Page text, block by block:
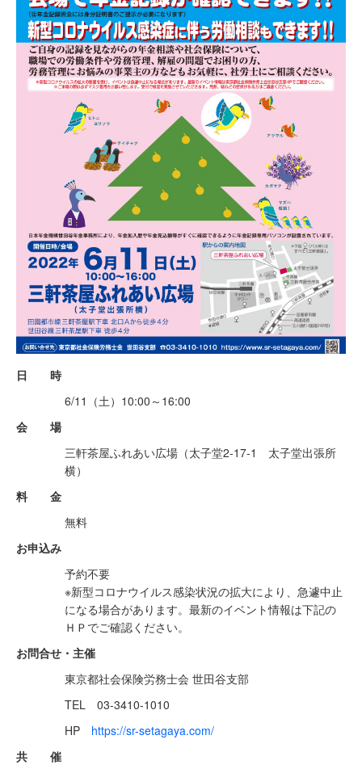
日 時
6/11（土）10:00～16:00
会 場
三軒茶屋ふれあい広場（太子堂2-17-1 太子堂出張所
横）
料 金
無料
お申込み
予約不要
※新型コロナウイルス感染状況の拡大により、急遽中止
になる場合があります。最新のイベント情報は下記の
ＨＰでご確認ください。
お問合せ・主催
東京都社会保険労務士会 世田谷支部
TEL 03-3410-1010
HP https://sr-setagaya.com/
共 催